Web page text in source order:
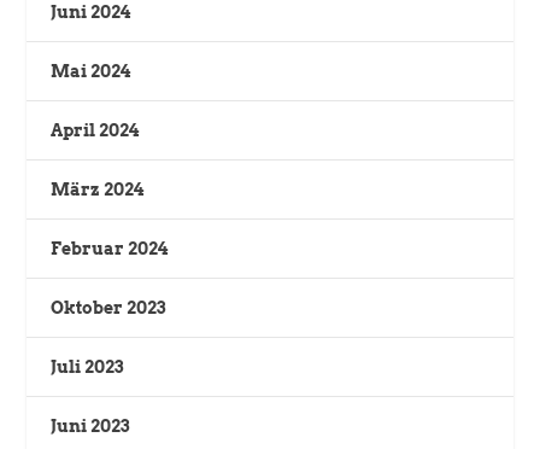
Juni 2024
Mai 2024
April 2024
März 2024
Februar 2024
Oktober 2023
Juli 2023
Juni 2023